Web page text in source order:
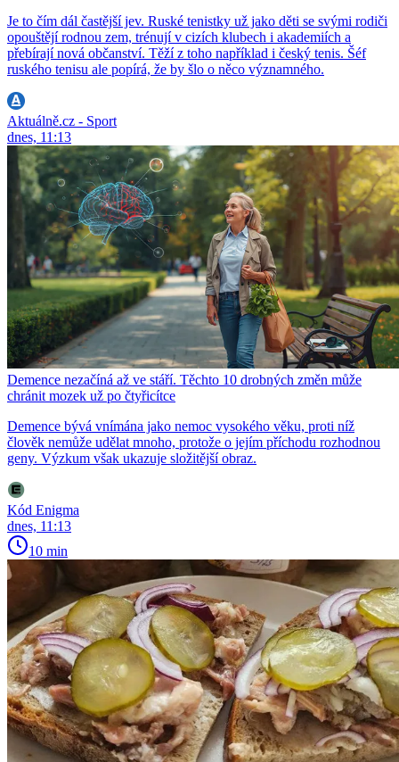
Je to čím dál častější jev. Ruské tenistky už jako děti se svými rodiči
opouštějí rodnou zem, trénují v cizích klubech i akademiích a
přebírají nová občanství. Těží z toho například i český tenis. Šéf
ruského tenisu ale popírá, že by šlo o něco významného.
Aktuálně.cz - Sport
dnes, 11:13
Demence nezačíná až ve stáří. Těchto 10 drobných změn může
chránit mozek už po čtyřicítce
Demence bývá vnímána jako nemoc vysokého věku, proti níž
člověk nemůže udělat mnoho, protože o jejím příchodu rozhodnou
geny. Výzkum však ukazuje složitější obraz.
Kód Enigma
dnes, 11:13
10 min